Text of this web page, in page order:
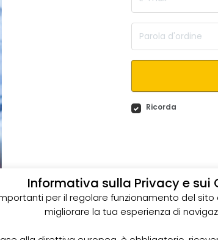
Ricorda
Informativa sulla Privacy e sui
per il regolare funzionamento del
migliorare la tua esperienza di